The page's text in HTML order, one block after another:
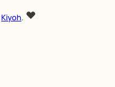
Kiyoh.